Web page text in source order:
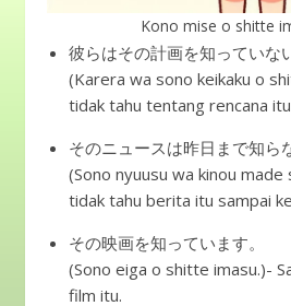
Kono mise o shitte
彼らはその計画を知っていな
(Karera wa sono keikaku o
tidak tahu tentang rencana
そのニュースは昨日まで知ら
(Sono nyuusu wa kinou made
tidak tahu berita itu sampai
その映画を知っています。
(Sono eiga o shitte imasu.)-
film itu.